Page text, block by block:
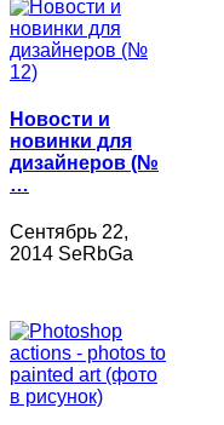
Новости и
новинки для
дизайнеров (№
…
Сентябрь 22,
2014 SeRbGa